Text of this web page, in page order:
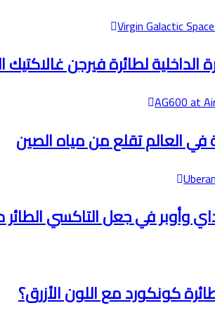
لطائرة فيرجن غالاكتيك
في العالم تقلع من مياه الصين
وأوبر في جعل التاكسي
كونكورد مع اللون الأزرق؟